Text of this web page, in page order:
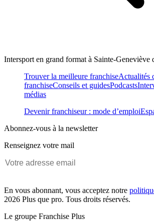
Intersport en grand format à Sainte-Geneviève
Trouver la meilleure franchiseActualités
franchiseConseils et guidesPodcasts
médias
Devenir franchiseur : mode d’emploi
Abonnez-vous à la newsletter
Renseignez votre mail
En vous abonnant, vous acceptez notre
2026 Plus que pro. Tous droits réservés.
Le groupe Franchise Plus